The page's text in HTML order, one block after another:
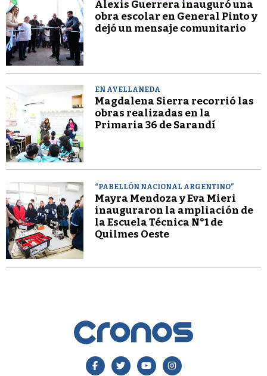
Alexis Guerrera inauguró una
obra escolar en General Pinto y
dejó un mensaje comunitario
EN AVELLANEDA
Magdalena Sierra recorrió las
obras realizadas en la
Primaria 36 de Sarandí
“PABELLÓN NACIONAL ARGENTINO”
Mayra Mendoza y Eva Mieri
inauguraron la ampliación de
la Escuela Técnica N°1 de
Quilmes Oeste